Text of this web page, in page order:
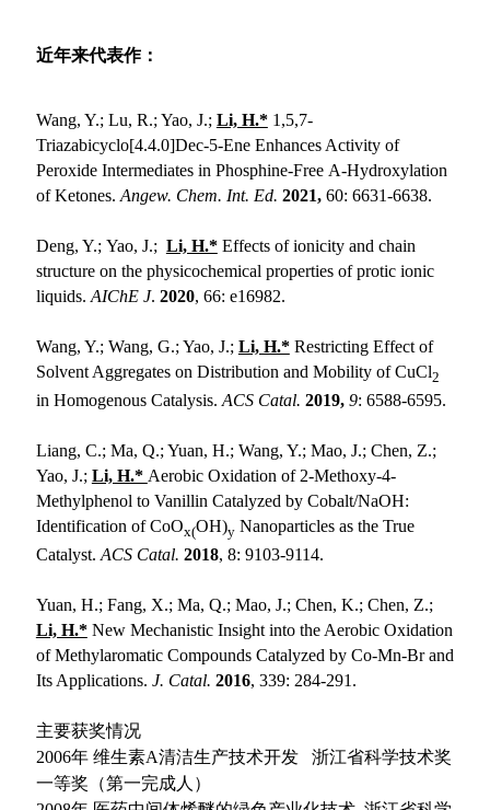
近年来代表作：
Wang, Y.; Lu, R.; Yao, J.; Li, H.*1,5,7-
Triazabicyclo[4.4.0]Dec-5-Ene Enhances Activity of
Peroxide Intermediates in Phosphine-Free Α-Hydroxylation
of Ketones. Angew. Chem. Int. Ed. 2021,60: 6631-6638.
Deng, Y.; Yao, J.; Li, H.*Effects of ionicity and chain
structure on the physicochemical properties of protic ionic
liquids. AIChE J. 2020, 66: e16982.
Wang, Y.; Wang, G.; Yao, J.; Li, H.*Restricting Effect of
Solvent Aggregates on Distribution and Mobility of CuCl2
in Homogenous Catalysis. ACS Catal. 2019, 9: 6588-6595.
Liang, C.; Ma, Q.; Yuan, H.; Wang, Y.; Mao, J.; Chen, Z.;
Yao, J.; Li, H.* Aerobic Oxidation of 2-Methoxy-4-
Methylphenol to Vanillin Catalyzed by Cobalt/NaOH:
Identification of CoOx(OH)yNanoparticles as the True
Catalyst. ACS Catal. 2018, 8: 9103-9114.
Yuan, H.; Fang, X.; Ma, Q.; Mao, J.; Chen, K.; Chen, Z.;
Li, H.*New Mechanistic Insight into the Aerobic Oxidation
of Methylaromatic Compounds Catalyzed by Co-Mn-Br and
Its Applications. J. Catal. 2016, 339: 284-291.
主要获奖情况
2006年 维生素A清洁生产技术开发 浙江省科学技术奖
一等奖（第一完成人）